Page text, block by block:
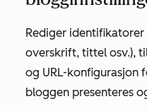
Rediger identifikatorer
overskrift, tittel osv.),
og URL-konfigurasjon
bloggen presenteres